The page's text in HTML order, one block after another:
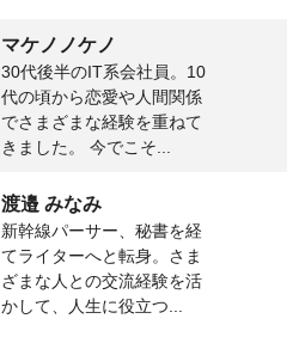
マケノノケノ
30代後半のIT系会社員。10
代の頃から恋愛や人間関係
でさまざまな経験を重ねて
きました。 今でこそ...
渡邉 みなみ
新幹線パーサー、秘書を経
てライターへと転身。さま
ざまな人との交流経験を活
かして、人生に役立つ...